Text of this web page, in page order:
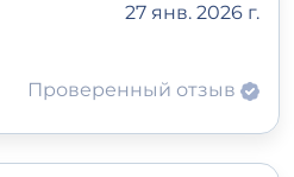
27 янв. 2026 г.
Проверенный отзыв